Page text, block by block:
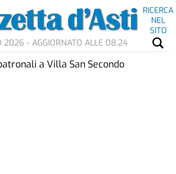
RICERCA
NEL
SITO
2026 - AGGIORNATO ALLE 08.24